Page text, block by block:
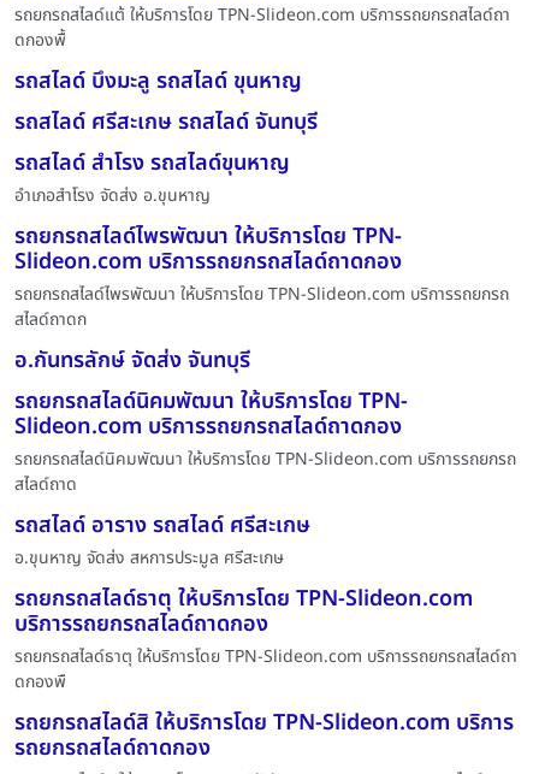
รถยกรถสไลด์แต้ ให้บริการโดย TPN-Slideon.com บริการรถยกรถสไลด์ถา
ดกองพื้
รถสไลด์ บึงมะลู รถสไลด์ ขุนหาญ
รถสไลด์ ศรีสะเกษ รถสไลด์ จันทบุรี
รถสไลด์ สำโรง รถสไลด์ขุนหาญ
อำเภอสำโรง จัดส่ง อ.ขุนหาญ
รถยกรถสไลด์ไพรพัฒนา ให้บริการโดย TPN-
Slideon.com บริการรถยกรถสไลด์ถาดกอง
รถยกรถสไลด์ไพรพัฒนา ให้บริการโดย TPN-Slideon.com บริการรถยกรถ
สไลด์ถาดก
อ.กันทรลักษ์ จัดส่ง จันทบุรี
รถยกรถสไลด์นิคมพัฒนา ให้บริการโดย TPN-
Slideon.com บริการรถยกรถสไลด์ถาดกอง
รถยกรถสไลด์นิคมพัฒนา ให้บริการโดย TPN-Slideon.com บริการรถยกรถ
สไลด์ถาด
รถสไลด์ อาราง รถสไลด์ ศรีสะเกษ
อ.ขุนหาญ จัดส่ง สหการประมูล ศรีสะเกษ
รถยกรถสไลด์ธาตุ ให้บริการโดย TPN-Slideon.com
บริการรถยกรถสไลด์ถาดกอง
รถยกรถสไลด์ธาตุ ให้บริการโดย TPN-Slideon.com บริการรถยกรถสไลด์ถา
ดกองพื
รถยกรถสไลด์สิ ให้บริการโดย TPN-Slideon.com บริการ
รถยกรถสไลด์ถาดกอง